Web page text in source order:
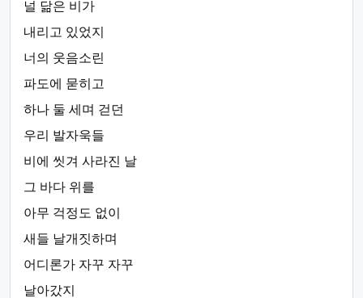
널 닮은 비가
내리고 있었지
너의 웃음소린
파도에 묻히고
하나 둘 세며 걷던
우리 발자욱들
비에 씻겨 사라진 날
그 바다 위를
아무 걱정도 없이
새들 날개짓하며
어디론가 자꾸 자꾸
날아갔지